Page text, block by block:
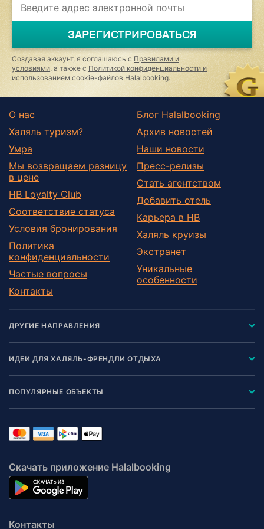
you
ignore
this
field
ЗАРЕГИСТРИРОВАТЬСЯ
Создавая аккаунт, я соглашаюсь с Правилами и
условиями , а также с Политикой конфиденциальности и
использованием cookie-файлов Halalbooking.
О нас
Халяль туризм?
Умра
Мы возвращаем разницу
в цене
HB Loyalty Club
Соответствие статуса
Условия бронирования
Политика
конфиденциальности
Частые вопросы
Контакты
Блог Halalbooking
Архив новостей
Наши новости
Пресс-релизы
Стать агентством
Добавить отель
Карьера в HB
Халяль круизы
Экстранет
Уникальные
особенности
ДРУГИЕ НАПРАВЛЕНИЯ
ИДЕИ ДЛЯ ХАЛЯЛЬ-ФРЕНДЛИ ОТДЫХА
ПОПУЛЯРНЫЕ ОБЪЕКТЫ
Скачать приложение Halalbooking
Контакты